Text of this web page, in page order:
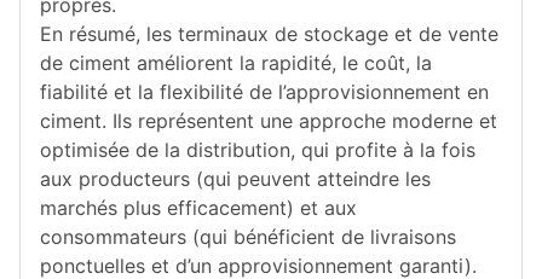
propres.
En résumé, les terminaux de stockage et de vente
de ciment améliorent la rapidité, le coût, la
fiabilité et la flexibilité de l’approvisionnement en
ciment. Ils représentent une approche moderne et
optimisée de la distribution, qui profite à la fois
aux producteurs (qui peuvent atteindre les
marchés plus efficacement) et aux
consommateurs (qui bénéficient de livraisons
ponctuelles et d’un approvisionnement garanti).